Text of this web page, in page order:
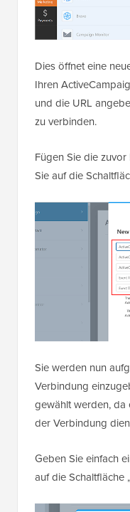
Dies öffnet eine
Ihren
und die URL
zu verbinden.
Fügen Sie die
Sie auf die
Sie werden nun
Verbindung
gewählt werden, da
der Verbindung
Geben Sie einfach
auf die Schaltfläche